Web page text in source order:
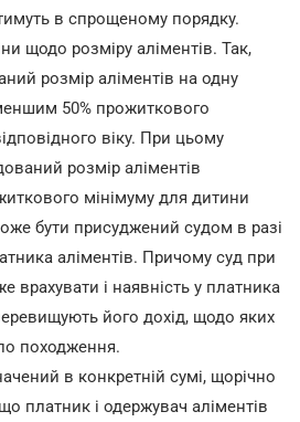
в спрощеному порядку.
щодо розміру аліментів. Так,
розмір аліментів на одну
50% прожиткового
віку. При цьому
розмір аліментів
мінімуму для дитини
бути присуджений судом в разі
аліментів. Причому суд при
врахувати і наявність у платника
його дохід, щодо яких
походження.
в конкретній сумі, щорічно
платник і одержувач аліментів